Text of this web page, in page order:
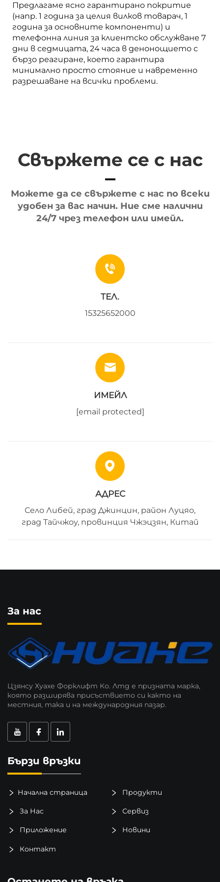
Предлагаме ясно гарантирано покритие
(напр. 1 година за целия вилков товарач, 1
година за основните компоненти) и
телефонна линия за клиентско обслужване 7
дни в седмицата, 24 часа в денонощието с
бързо реагиране, което гарантира
минимално просто стояние и навременно
разрешаване на всички проблеми.
Свържете се с нас
Можете да се свържете с нас по всеки
удобен за вас начин. Ние сме налични
24/7 чрез телефон или имейл.
ТЕЛ.
15325652000
ИМЕЙЛ
[email protected]
АДРЕС
Село Либей, град Джинцин, район Луцяо,
град Тайчжоу, провинция Чжэцзян, Китай
За нас
Цзянсу Хуахе Форклифт Ко. Лтд е призната марка,
която разширява присъствието си както на
местния, така и на международния пазар.
Бързи връзки
Начална страница Продукти
За Нас Сервиз
Приложение Новини
Контакт